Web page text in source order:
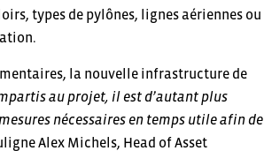
types de pylônes, lignes aériennes ou
la nouvelle infrastructure de
au projet, il est d’autant plus
nécessaires en temps utile afin de
Alex Michels, Head of Asset